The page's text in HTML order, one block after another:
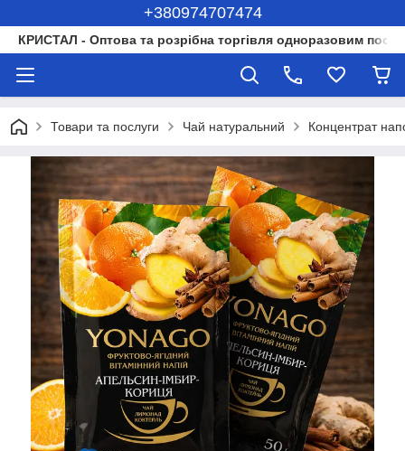
+380974707474
КРИСТАЛ - Оптова та розрібна торгівля одноразовим
Товари та послуги Чай натуральний Концентрат